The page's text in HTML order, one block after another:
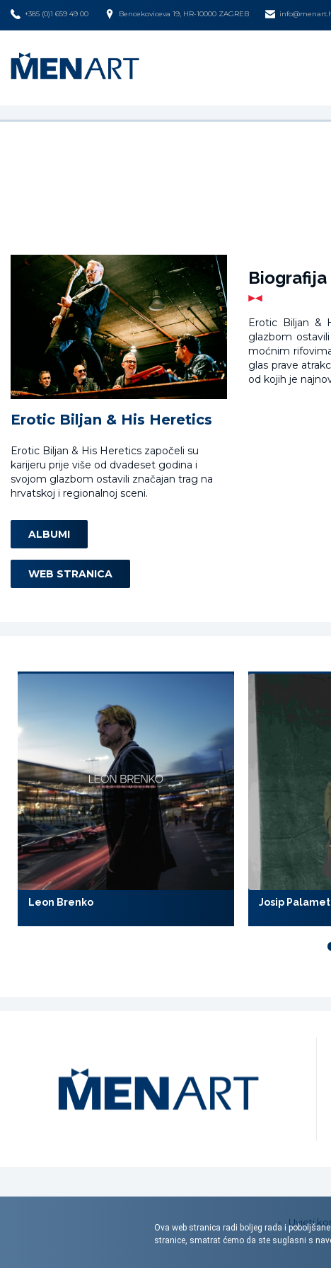
+385 (0)1 659 49 00 Bencekoviceva 19, HR-10000 ZAGREB
Erotic Biljan & His Heretics
Erotic Biljan & His Heretics započeli su
karijeru prije više od dvadeset godina i
svojom glazbom ostavili značajan trag na
hrvatskoj i regionalnoj sceni.
ALBUMI
WEB STRANICA
Biografija
Erotic Biljan &
glazbom
moćnim
glas prave
od kojih je
Leon Brenko Josip
Uvjeti
Ova web stranica radi boljeg rada i
stranice, smatrat ćemo da ste suglasni s